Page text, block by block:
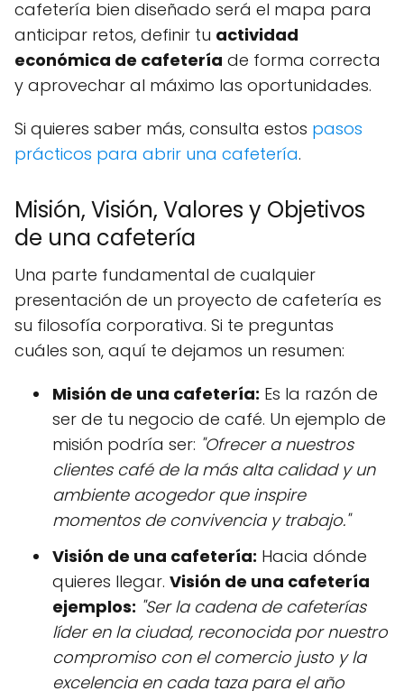
cafetería bien diseñado será el mapa para
anticipar retos, definir tu actividad
económica de cafetería de forma correcta
y aprovechar al máximo las oportunidades.
Si quieres saber más, consulta estos pasos
prácticos para abrir una cafetería.
Misión, Visión, Valores y Objetivos
de una cafetería
Una parte fundamental de cualquier
presentación de un proyecto de cafetería es
su filosofía corporativa. Si te preguntas
cuáles son, aquí te dejamos un resumen:
Misión de una cafetería: Es la razón de
ser de tu negocio de café. Un ejemplo de
misión podría ser: "Ofrecer a nuestros
clientes café de la más alta calidad y un
ambiente acogedor que inspire
momentos de convivencia y trabajo."
Visión de una cafetería: Hacia dónde
quieres llegar. Visión de una cafetería
ejemplos: "Ser la cadena de cafeterías
líder en la ciudad, reconocida por nuestro
compromiso con el comercio justo y la
excelencia en cada taza para el año